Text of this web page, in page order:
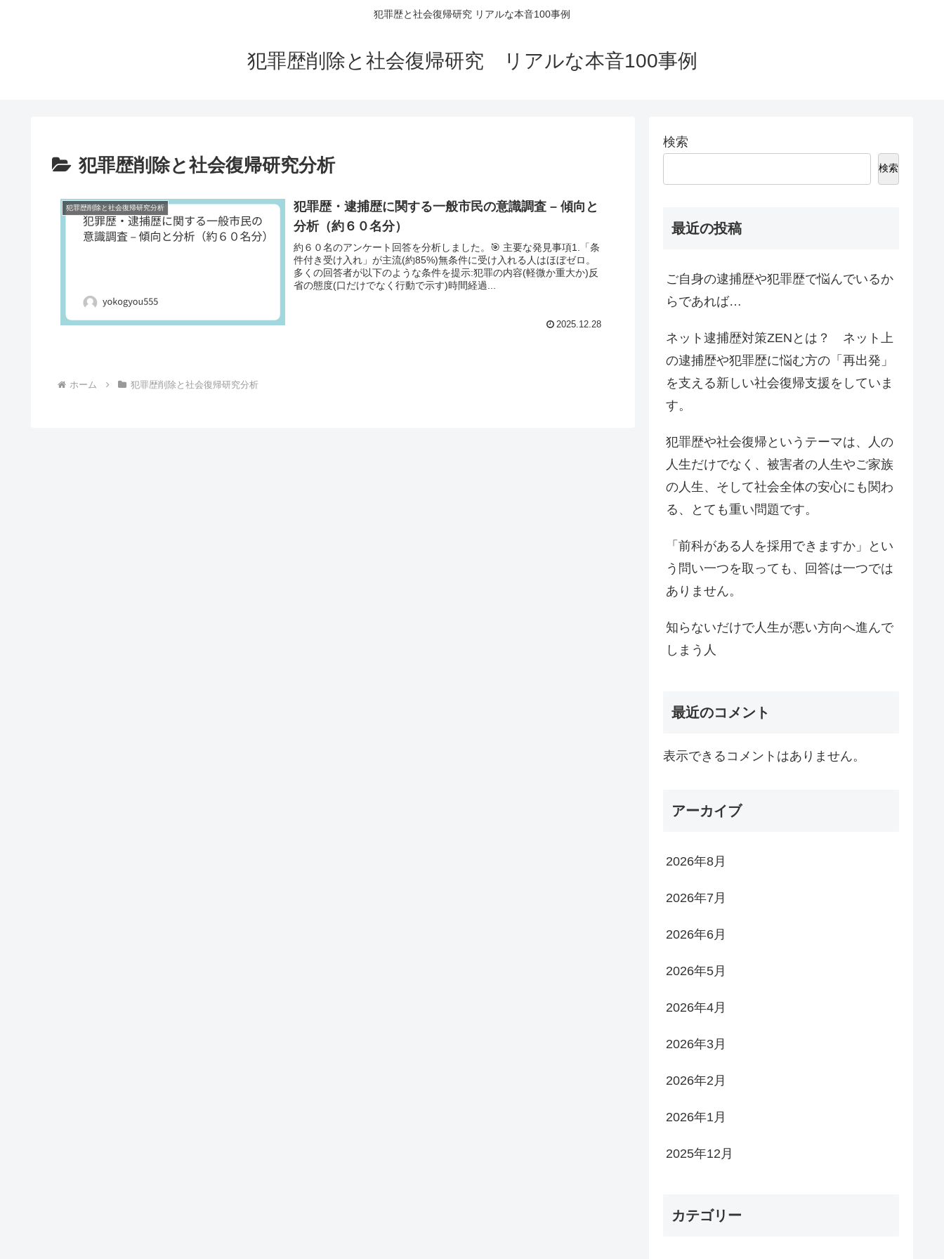
犯罪歴と社会復帰研究 リアルな本音100事例
犯罪歴削除と社会復帰研究 リアルな本音100事例
犯罪歴削除と社会復帰研究分析
犯罪歴削除と社会復帰研究分析
犯罪歴・逮捕歴に関する一般市民の意識調査 – 傾向と
分析（約６０名分）
約６０名のアンケート回答を分析しました。🎯 主要な発見事項1.「条
件付き受け入れ」が主流(約85%)無条件に受け入れる人はほぼゼロ。
多くの回答者が以下のような条件を提示:犯罪の内容(軽微か重大か)反
省の態度(口だけでなく行動で示す)時間経過...
2025.12.28
ホーム 犯罪歴削除と社会復帰研究分析
検索
検索
最近の投稿
ご自身の逮捕歴や犯罪歴で悩んでいるか
らであれば…
ネット逮捕歴対策ZENとは？ ネット上
の逮捕歴や犯罪歴に悩む方の「再出発」
を支える新しい社会復帰支援をしていま
す。
犯罪歴や社会復帰というテーマは、人の
人生だけでなく、被害者の人生やご家族
の人生、そして社会全体の安心にも関わ
る、とても重い問題です。
「前科がある人を採用できますか」とい
う問い一つを取っても、回答は一つでは
ありません。
知らないだけで人生が悪い方向へ進んで
しまう人
最近のコメント
表示できるコメントはありません。
アーカイブ
2026年8月
2026年7月
2026年6月
2026年5月
2026年4月
2026年3月
2026年2月
2026年1月
2025年12月
カテゴリー